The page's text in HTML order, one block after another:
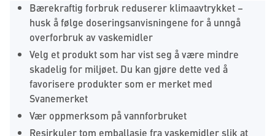
Bærekraftig forbruk reduserer klimaavtrykket –
husk å følge doseringsanvisningene for å unngå
overforbruk av vaskemidler
Velg et produkt som har vist seg å være mindre
skadelig for miljøet. Du kan gjøre dette ved å
favorisere produkter som er merket med
Svanemerket
Vær oppmerksom på vannforbruket
Resirkuler tom emballasje fra vaskemidler slik at